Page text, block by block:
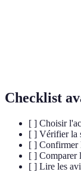
Checklist
[ ] Choisir
[ ] Vérifier la
[ ] Confirmer
[ ] Comparer
[ ] Lire les